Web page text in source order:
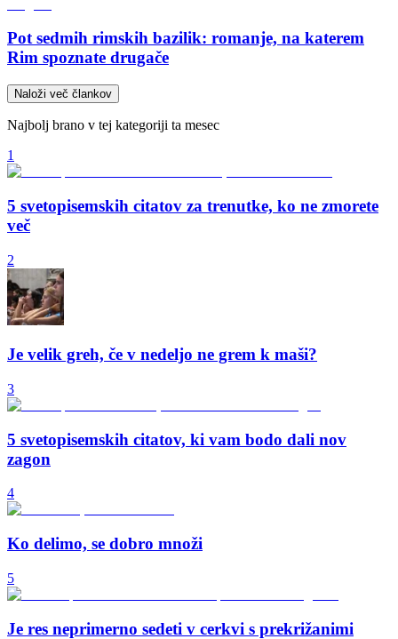
Pot sedmih rimskih bazilik: romanje, na katerem
Rim spoznate drugače
Naloži več člankov
Najbolj brano v tej kategoriji ta mesec
1
5 svetopisemskih citatov za trenutke, ko ne zmorete
več
2
Je velik greh, če v nedeljo ne grem k maši?
3
5 svetopisemskih citatov, ki vam bodo dali nov
zagon
4
Ko delimo, se dobro množi
5
Je res neprimerno sedeti v cerkvi s prekrižanimi